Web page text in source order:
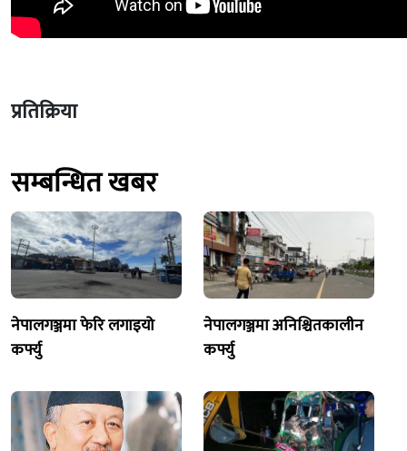
प्रतिक्रिया
सम्बन्धित खबर
नेपालगञ्जमा फेरि लगाइयो
कर्फ्यु
नेपालगञ्जमा अनिश्चितकालीन
कर्फ्यु